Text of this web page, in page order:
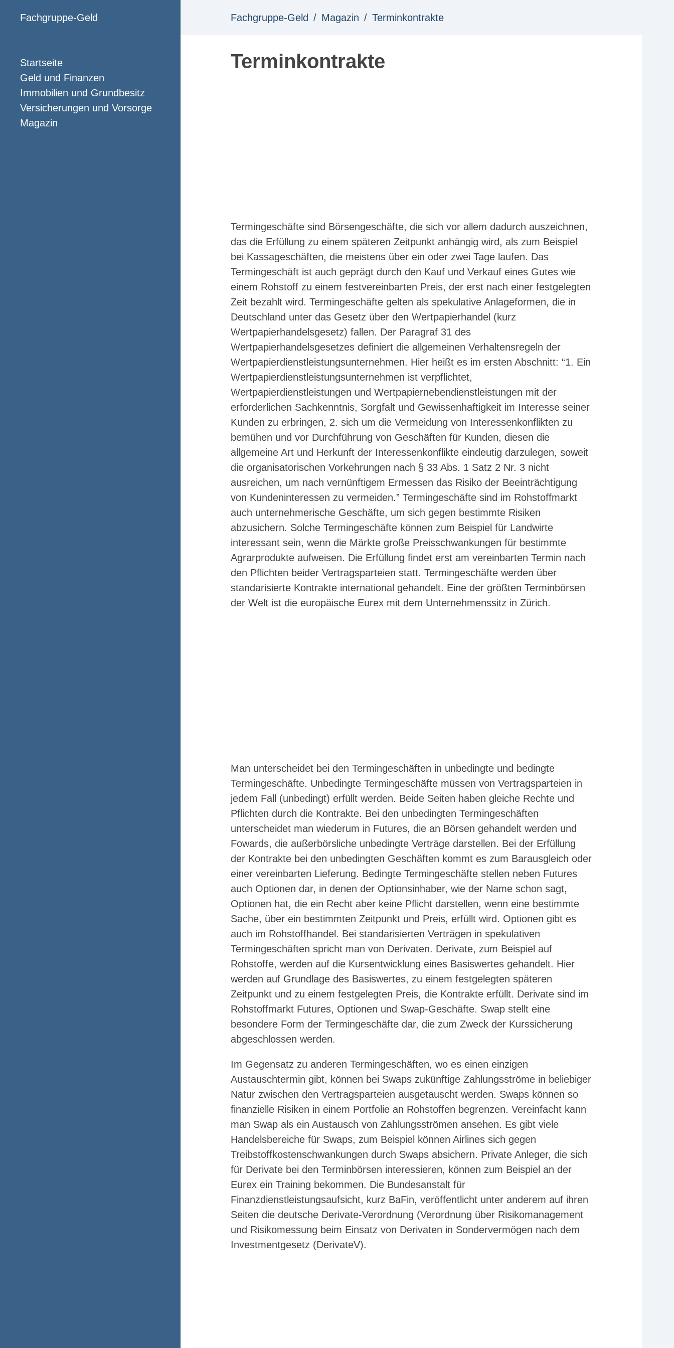
Fachgruppe-Geld Fachgruppe-Geld Magazin Terminkontrakte
Startseite
Geld und Finanzen
Immobilien und Grundbesitz
Versicherungen und Vorsorge
Magazin
Terminkontrakte
Termingeschäfte sind Börsengeschäfte, die sich vor allem dadurch auszeichnen,
das die Erfüllung zu einem späteren Zeitpunkt anhängig wird, als zum Beispiel
bei Kassageschäften, die meistens über ein oder zwei Tage laufen. Das
Termingeschäft ist auch geprägt durch den Kauf und Verkauf eines Gutes wie
einem Rohstoff zu einem festvereinbarten Preis, der erst nach einer festgelegten
Zeit bezahlt wird. Termingeschäfte gelten als spekulative Anlageformen, die in
Deutschland unter das Gesetz über den Wertpapierhandel (kurz
Wertpapierhandelsgesetz) fallen. Der Paragraf 31 des
Wertpapierhandelsgesetzes definiert die allgemeinen Verhaltensregeln der
Wertpapierdienstleistungsunternehmen. Hier heißt es im ersten Abschnitt: “1. Ein
Wertpapierdienstleistungsunternehmen ist verpflichtet,
Wertpapierdienstleistungen und Wertpapiernebendienstleistungen mit der
erforderlichen Sachkenntnis, Sorgfalt und Gewissenhaftigkeit im Interesse seiner
Kunden zu erbringen, 2. sich um die Vermeidung von Interessenkonflikten zu
bemühen und vor Durchführung von Geschäften für Kunden, diesen die
allgemeine Art und Herkunft der Interessenkonflikte eindeutig darzulegen, soweit
die organisatorischen Vorkehrungen nach § 33 Abs. 1 Satz 2 Nr. 3 nicht
ausreichen, um nach vernünftigem Ermessen das Risiko der Beeinträchtigung
von Kundeninteressen zu vermeiden.” Termingeschäfte sind im Rohstoffmarkt
auch unternehmerische Geschäfte, um sich gegen bestimmte Risiken
abzusichern. Solche Termingeschäfte können zum Beispiel für Landwirte
interessant sein, wenn die Märkte große Preisschwankungen für bestimmte
Agrarprodukte aufweisen. Die Erfüllung findet erst am vereinbarten Termin nach
den Pflichten beider Vertragsparteien statt. Termingeschäfte werden über
standarisierte Kontrakte international gehandelt. Eine der größten Terminbörsen
der Welt ist die europäische Eurex mit dem Unternehmenssitz in Zürich.
Man unterscheidet bei den Termingeschäften in unbedingte und bedingte
Termingeschäfte. Unbedingte Termingeschäfte müssen von Vertragsparteien in
jedem Fall (unbedingt) erfüllt werden. Beide Seiten haben gleiche Rechte und
Pflichten durch die Kontrakte. Bei den unbedingten Termingeschäften
unterscheidet man wiederum in Futures, die an Börsen gehandelt werden und
Fowards, die außerbörsliche unbedingte Verträge darstellen. Bei der Erfüllung
der Kontrakte bei den unbedingten Geschäften kommt es zum Barausgleich oder
einer vereinbarten Lieferung. Bedingte Termingeschäfte stellen neben Futures
auch Optionen dar, in denen der Optionsinhaber, wie der Name schon sagt,
Optionen hat, die ein Recht aber keine Pflicht darstellen, wenn eine bestimmte
Sache, über ein bestimmten Zeitpunkt und Preis, erfüllt wird. Optionen gibt es
auch im Rohstoffhandel. Bei standarisierten Verträgen in spekulativen
Termingeschäften spricht man von Derivaten. Derivate, zum Beispiel auf
Rohstoffe, werden auf die Kursentwicklung eines Basiswertes gehandelt. Hier
werden auf Grundlage des Basiswertes, zu einem festgelegten späteren
Zeitpunkt und zu einem festgelegten Preis, die Kontrakte erfüllt. Derivate sind im
Rohstoffmarkt Futures, Optionen und Swap-Geschäfte. Swap stellt eine
besondere Form der Termingeschäfte dar, die zum Zweck der Kurssicherung
abgeschlossen werden.
Im Gegensatz zu anderen Termingeschäften, wo es einen einzigen
Austauschtermin gibt, können bei Swaps zukünftige Zahlungsströme in beliebiger
Natur zwischen den Vertragsparteien ausgetauscht werden. Swaps können so
finanzielle Risiken in einem Portfolie an Rohstoffen begrenzen. Vereinfacht kann
man Swap als ein Austausch von Zahlungsströmen ansehen. Es gibt viele
Handelsbereiche für Swaps, zum Beispiel können Airlines sich gegen
Treibstoffkostenschwankungen durch Swaps absichern. Private Anleger, die sich
für Derivate bei den Terminbörsen interessieren, können zum Beispiel an der
Eurex ein Training bekommen. Die Bundesanstalt für
Finanzdienstleistungsaufsicht, kurz BaFin, veröffentlicht unter anderem auf ihren
Seiten die deutsche Derivate-Verordnung (Verordnung über Risikomanagement
und Risikomessung beim Einsatz von Derivaten in Sondervermögen nach dem
Investmentgesetz (DerivateV).